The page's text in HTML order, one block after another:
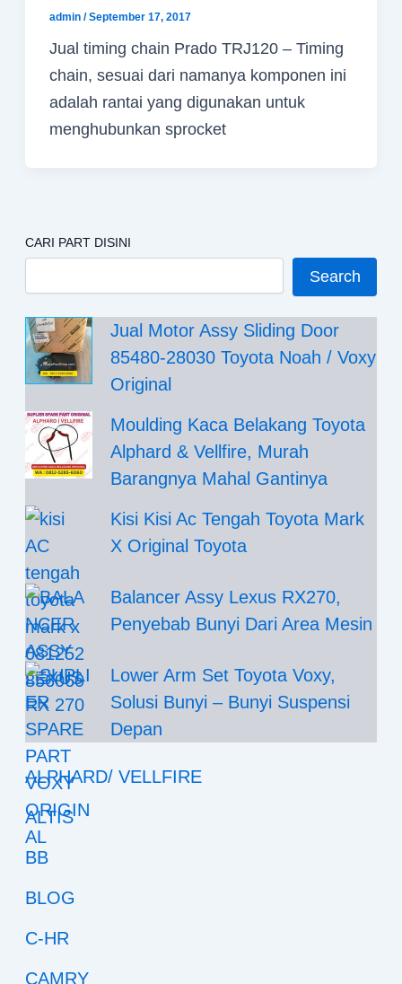
admin/September 17, 2017
Jual timing chain Prado TRJ120 – Timing
chain, sesuai dari namanya komponen ini
adalah rantai yang digunakan untuk
menghubunkan sprocket
CARI PART DISINI
Search
Jual Motor Assy Sliding Door
85480-28030 Toyota Noah / Voxy
Original
Moulding Kaca Belakang Toyota
Alphard & Vellfire, Murah
Barangnya Mahal Gantinya
Kisi Kisi Ac Tengah Toyota Mark
X Original Toyota
Balancer Assy Lexus RX270,
Penyebab Bunyi Dari Area Mesin
Lower Arm Set Toyota Voxy,
Solusi Bunyi – Bunyi Suspensi
Depan
ALPHARD/ VELLFIRE
ALTIS
BB
BLOG
C-HR
CAMRY